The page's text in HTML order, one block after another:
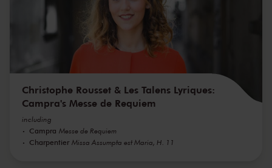
Christophe Rousset & Les Talens Lyriques:
Campra's Messe de Requiem
including
Campra Messe de Requiem
Charpentier Missa Assumpta est Maria, H. 11